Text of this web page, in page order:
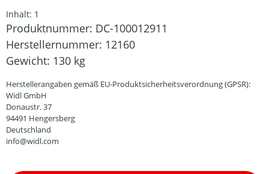
Inhalt: 1
Produktnummer: DC-100012911
Herstellernummer: 12160
Gewicht: 130 kg
Herstellerangaben gemäß EU-Produktsicherheitsverordnung (GPSR):
Widl GmbH
Donaustr. 37
94491 Hengersberg
Deutschland
info@widl.com